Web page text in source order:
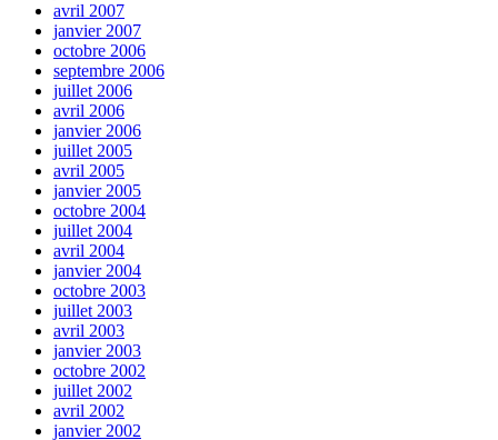
avril 2007
janvier 2007
octobre 2006
septembre 2006
juillet 2006
avril 2006
janvier 2006
juillet 2005
avril 2005
janvier 2005
octobre 2004
juillet 2004
avril 2004
janvier 2004
octobre 2003
juillet 2003
avril 2003
janvier 2003
octobre 2002
juillet 2002
avril 2002
janvier 2002